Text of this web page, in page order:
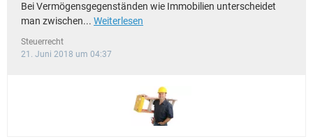
Bei Vermögensgegenständen wie Immobilien unterscheidet
man zwischen... Weiterlesen
Steuerrecht
21. Juni 2018 um 04:37